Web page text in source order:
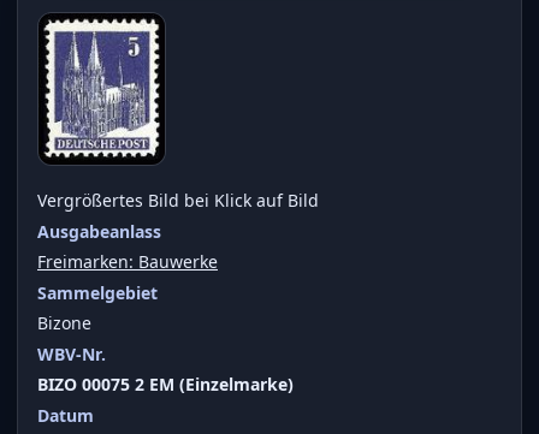
Vergrößertes Bild bei Klick auf Bild
Ausgabeanlass
Freimarken: Bauwerke
Sammelgebiet
Bizone
WBV-Nr.
BIZO 00075 2 EM (Einzelmarke)
Datum